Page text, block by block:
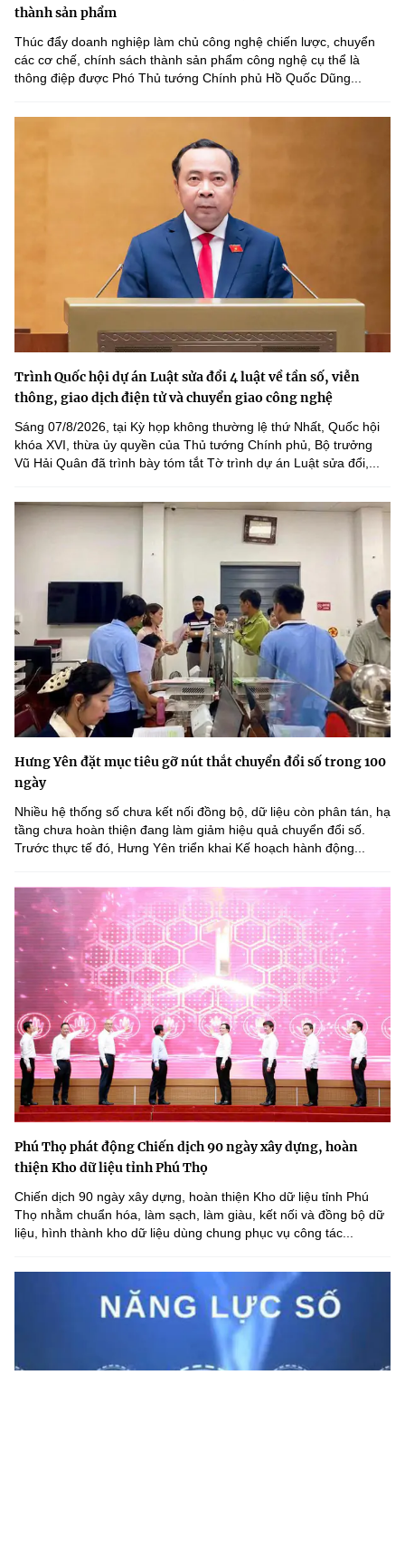
thành sản phẩm
Thúc đẩy doanh nghiệp làm chủ công nghệ chiến lược, chuyển
các cơ chế, chính sách thành sản phẩm công nghệ cụ thể là
thông điệp được Phó Thủ tướng Chính phủ Hồ Quốc Dũng...
Trình Quốc hội dự án Luật sửa đổi 4 luật về tần số, viễn
thông, giao dịch điện tử và chuyển giao công nghệ
Sáng 07/8/2026, tại Kỳ họp không thường lệ thứ Nhất, Quốc hội
khóa XVI, thừa ủy quyền của Thủ tướng Chính phủ, Bộ trưởng
Vũ Hải Quân đã trình bày tóm tắt Tờ trình dự án Luật sửa đổi,...
Hưng Yên đặt mục tiêu gỡ nút thắt chuyển đổi số trong 100
ngày
Nhiều hệ thống số chưa kết nối đồng bộ, dữ liệu còn phân tán, hạ
tầng chưa hoàn thiện đang làm giảm hiệu quả chuyển đổi số.
Trước thực tế đó, Hưng Yên triển khai Kế hoạch hành động...
Phú Thọ phát động Chiến dịch 90 ngày xây dựng, hoàn
thiện Kho dữ liệu tỉnh Phú Thọ
Chiến dịch 90 ngày xây dựng, hoàn thiện Kho dữ liệu tỉnh Phú
Thọ nhằm chuẩn hóa, làm sạch, làm giàu, kết nối và đồng bộ dữ
liệu, hình thành kho dữ liệu dùng chung phục vụ công tác...